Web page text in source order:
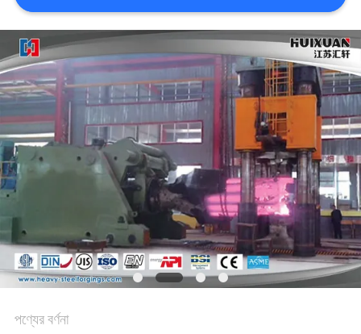
PRIVACY
POLICY
পণ্যের বর্ণনা